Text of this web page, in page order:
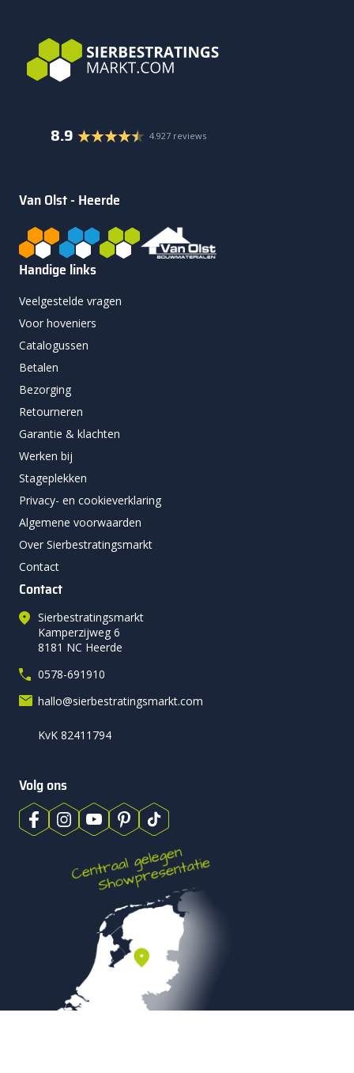
8.9 4.927 reviews
Van Olst - Heerde
Handige links
Veelgestelde vragen
Voor hoveniers
Catalogussen
Betalen
Bezorging
Retourneren
Garantie & klachten
Werken bij
Stageplekken
Privacy- en cookieverklaring
Algemene voorwaarden
Over Sierbestratingsmarkt
Contact
Contact
Sierbestratingsmarkt
Kamperzijweg 6
8181 NC Heerde
0578-691910
hallo@sierbestratingsmarkt.com
KvK 82411794
Volg ons